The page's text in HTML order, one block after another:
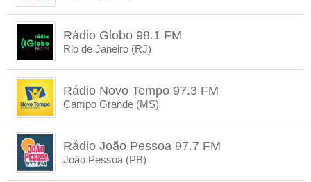
Rádio Globo 98.1 FM
Rio de Janeiro (RJ)
Rádio Novo Tempo 97.3 FM
Campo Grande (MS)
Rádio João Pessoa 97.7 FM
João Pessoa (PB)